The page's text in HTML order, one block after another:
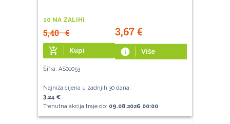
10 NA ZALIHI
5,40€ 3,67€
add_shopping_cart Kupi info Više
Šifra: AS01053
Najniža cijena u zadnjih 30 dana:
3,24 €
Trenutna akcija traje do: 09.08.2026 00:00